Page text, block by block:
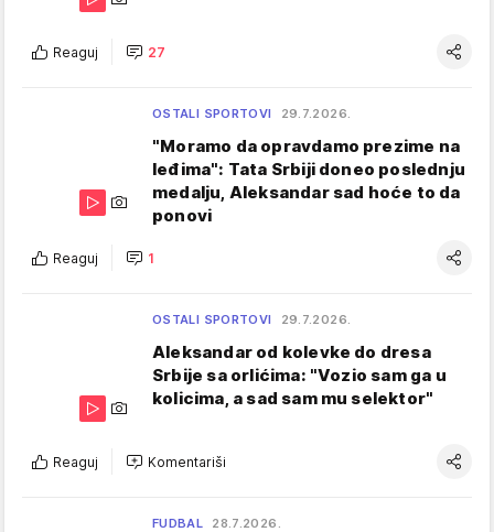
Reaguj 27
OSTALI SPORTOVI 29.7.2026.
"Moramo da opravdamo prezime na
leđima": Tata Srbiji doneo poslednju
medalju, Aleksandar sad hoće to da
ponovi
Reaguj 1
OSTALI SPORTOVI 29.7.2026.
Aleksandar od kolevke do dresa
Srbije sa orlićima: "Vozio sam ga u
kolicima, a sad sam mu selektor"
Reaguj Komentariši
FUDBAL 28.7.2026.